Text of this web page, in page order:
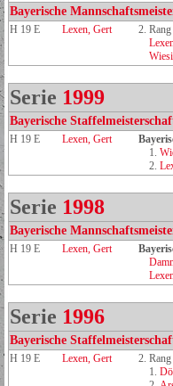
Bayerische
H 19 E Lexen, Gert 2.
Serie 1999
Bayerische
H 19 E Lexen, Gert
1.
2.
Serie 1998
Bayerische
H 19 E Lexen, Gert
Serie 1996
Bayerische
H 19 E Lexen, Gert 2.
1.